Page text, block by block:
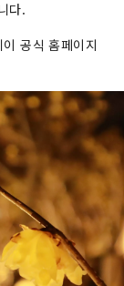
다.
공식 홈페이지